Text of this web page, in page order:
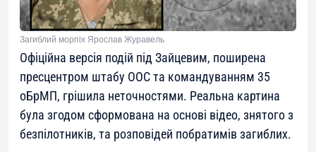
Загиблий морпіх Ярослав Журавель
Офіційна версія подій під Зайцевим, поширена
пресцентром штабу ООС та командуванням 35
оБрМП, грішила неточностями. Реальна картина
була згодом сформована на основі відео, знятого з
безпілотників, та розповідей побратимів загиблих.